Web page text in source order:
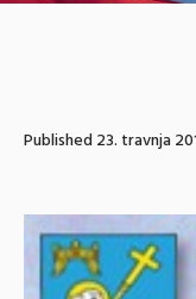
Published23. travnja